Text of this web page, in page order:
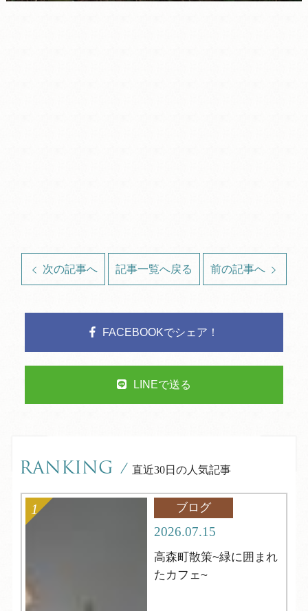
次の記事へ 記事一覧へ戻る 前の記事へ
FACEBOOKでシェア！
LINEで送る
RANKING / 直近30日の人気記事
ブログ
2026.07.15
高森町散策~緑に囲まれ
たカフェ~